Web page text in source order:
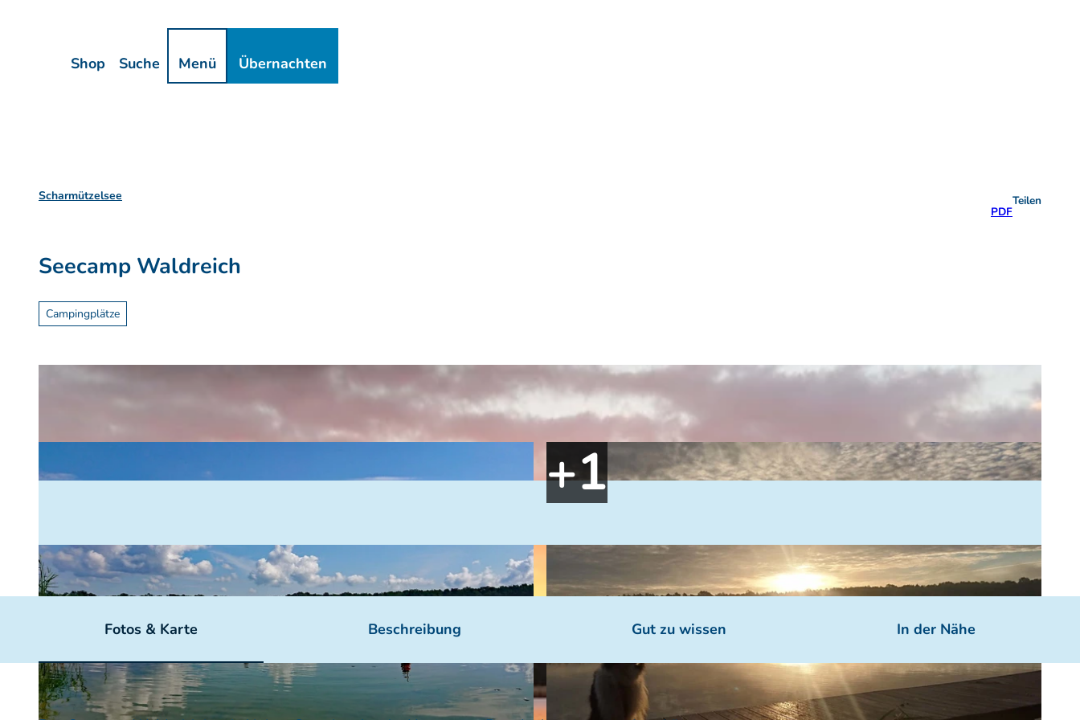
Shop Suche Menü Übernachten
Scharmützelsee
PDF
Teilen
Seecamp Waldreich
Campingplätze
Fotos & Karte Beschreibung Gut zu wissen In der Nähe